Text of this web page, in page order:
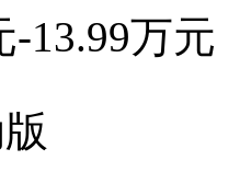
-13.99万元